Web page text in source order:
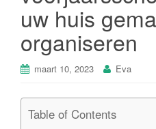
uw huis
organiseren
maart 10, 2023 Eva
Table of Contents